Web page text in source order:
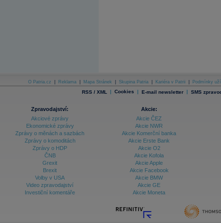
Archiv - Měsíční makroekonomické přehledy
Archiv - Vývoj české koruny
Archiv analýz - Makroukazatele
Ceny průmyslových výrobců - Data a prognózy
Ceny průmyslových výrobců - Graf (ČR)
Ceny průmyslových výrobců - Kalendář (ČR)
Ceny průmyslových výrobců - Zpravodajství
O Patria.cz Reklama Mapa Stránek Skupina Patria Kariéra v Patrii Podmínky
RSS / XML | Cookies | E-mail newsletter | SMS
Zpravodajství:
Akciové zprávy
Ekonomické zprávy
Zprávy o měnách a sazbách
Zprávy o komoditách
Zprávy o HDP
ČNB
Grexit
Brexit
Volby v USA
Video zpravodajství
Investiční komentáře
Akcie:
Akcie ČEZ
Akcie NWR
Akcie Komerční banka
Akcie Erste Bank
Akcie O2
Akcie Kofola
Akcie Apple
Akcie Facebook
Akcie BMW
Akcie GE
Akcie Moneta